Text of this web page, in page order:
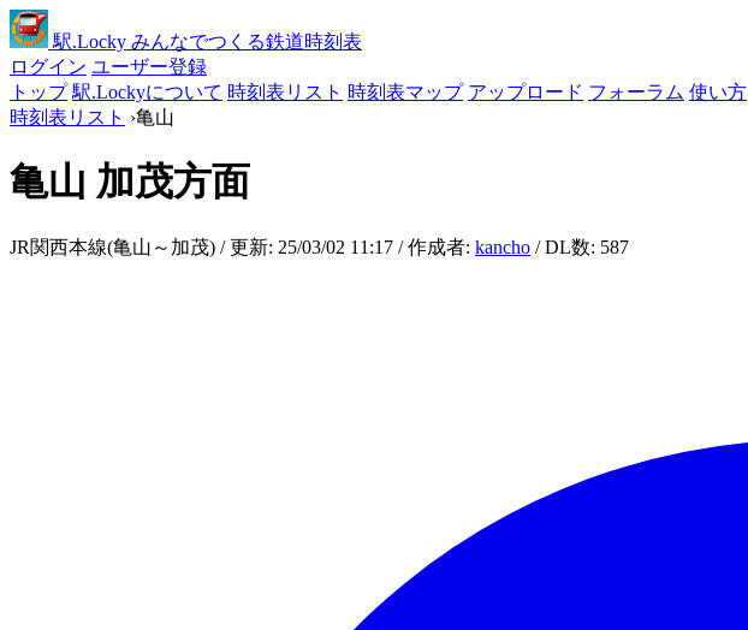
駅.Locky みんなでつくる鉄道時刻表
ログイン ユーザー登録
トップ 駅.Lockyについて 時刻表リスト 時刻表マップ アップロード フォーラム 使い方
時刻表リスト ›亀山
亀山 加茂方面
JR関西本線(亀山～加茂) / 更新: 25/03/02 11:17 / 作成者: kancho / DL数: 587